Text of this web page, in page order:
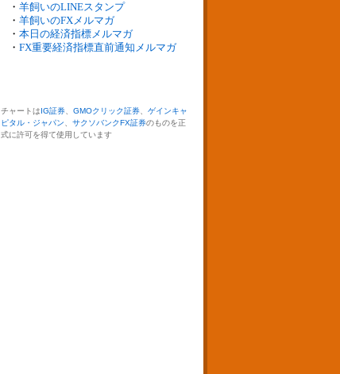
・ 羊飼いのLINEスタンプ
・ 羊飼いのFXメルマガ
・ 本日の経済指標メルマガ
・ FX重要経済指標直前通知メルマガ
チャートはIG証券 GMOクリック証券
ゲインキャ
ピタル・ジャパン
サクソバンクFX証券のものを正
式に許可を得て使用しています